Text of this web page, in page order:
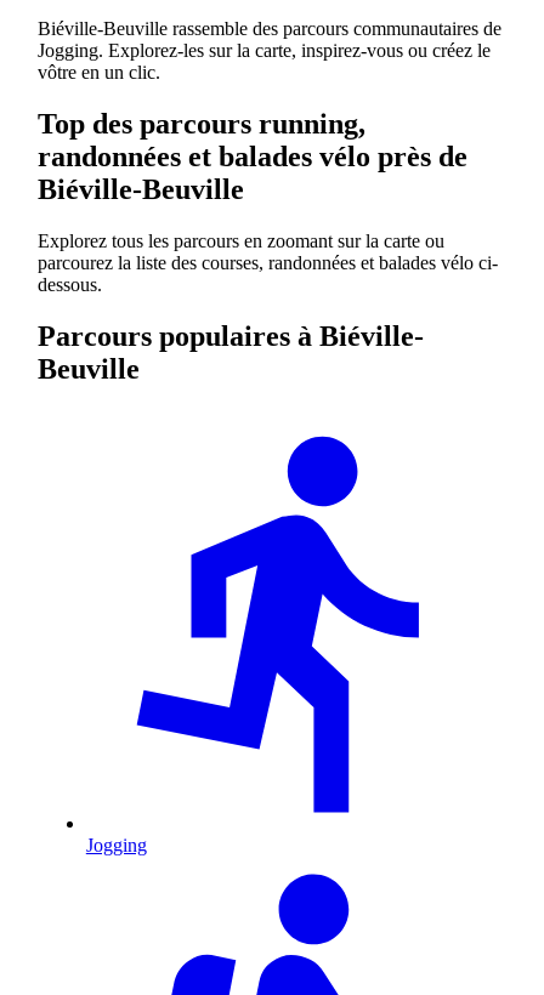
Biéville-Beuville rassemble des parcours communautaires de
Jogging. Explorez-les sur la carte, inspirez-vous ou créez le
vôtre en un clic.
Top des parcours running,
randonnées et balades vélo près de
Biéville-Beuville
Explorez tous les parcours en zoomant sur la carte ou
parcourez la liste des courses, randonnées et balades vélo ci-
dessous.
Parcours populaires à Biéville-
Beuville
Jogging